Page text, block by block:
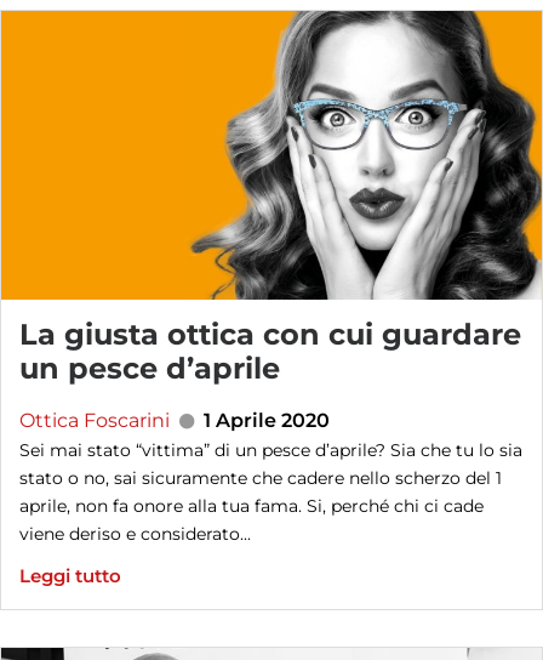
La giusta ottica con cui guardare
un pesce d’aprile
Ottica Foscarini 1 Aprile 2020
Sei mai stato “vittima” di un pesce d’aprile? Sia che tu lo sia
stato o no, sai sicuramente che cadere nello scherzo del 1
aprile, non fa onore alla tua fama. Si, perché chi ci cade
viene deriso e considerato...
Leggi tutto